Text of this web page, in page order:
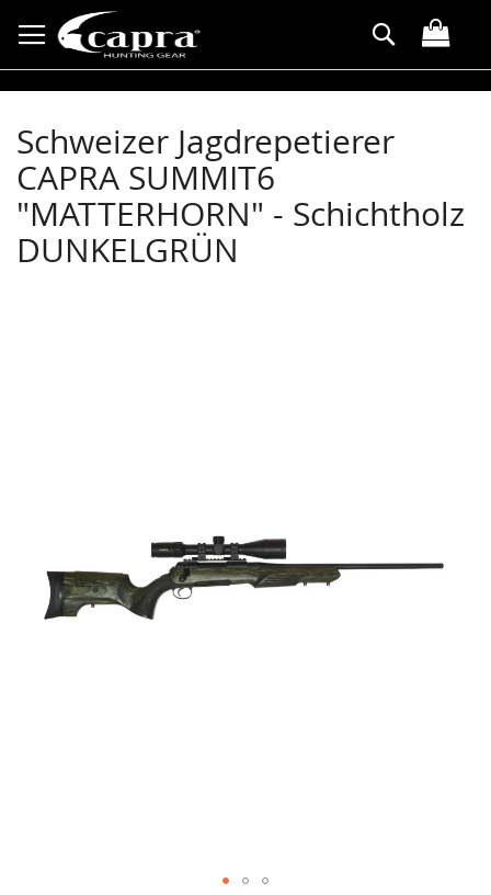
zum
Inhalt
Suche
Schweizer Jagdrepetierer
CAPRA SUMMIT6
"MATTERHORN" - Schichtholz
DUNKELGRÜN